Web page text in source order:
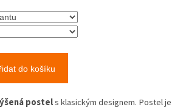
do košíku
postels klasickým designem. Postel je